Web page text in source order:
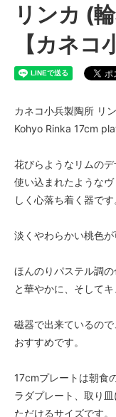
リンカ (
【カネ
カネコ小兵製陶所 リ
Kohyo Rinka 17cm
花びらようなリムの
使い込まれたような
しく心落ち着く器です
淡くやわらかい桃色が
ほんのりパステル調
と華やかに、そして
磁器で出来ているの
おすすめです。
17cmプレートは朝食
ラダプレート、取り
ただけるサイズです。